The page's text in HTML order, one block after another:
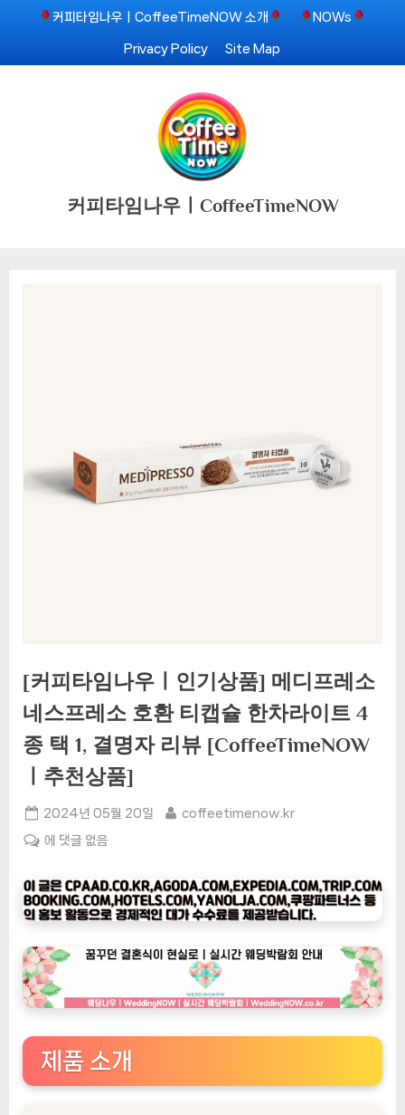
content
커피타임나우ㅣCoffeeTimeNOW 소개 NOWs
Privacy Policy Site Map
커피타임나우ㅣCoffeeTimeNOW
[커피타임나우ㅣ인기상품] 메디프레소
네스프레소 호환 티캡슐 한차라이트 4
종 택 1, 결명자 리뷰 [CoffeeTimeNOW
ㅣ추천상품]
Posted
on
2024년 05월 20일 By
coffeetimenow.kr
[커
타
임
나
우
ㅣ
인
기
상
품]
에 댓글 없음
제품 소개